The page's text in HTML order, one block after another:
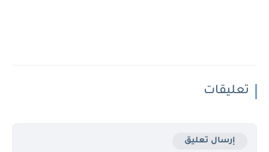
تعليقات
إرسال تعليق